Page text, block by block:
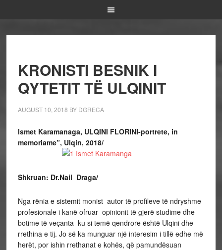
KRONISTI BESNIK I
QYTETIT TË ULQINIT
AUGUST 10, 2018 BY DGRECA
Ismet Karamanaga, ULQINI FLORINI-portrete, in
memoriame”, Ulqin, 2018/
Shkruan: Dr.Nail Draga/
Nga rënia e sistemit monist autor të profileve të ndryshme
profesionale i kanë ofruar opinionit të gjerë studime dhe
botime të veçanta ku si temë qendrore është Ulqini dhe
rrethina e tij. Jo së ka munguar një interesim i tillë edhe më
herët, por ishin rrethanat e kohës, që pamundësuan